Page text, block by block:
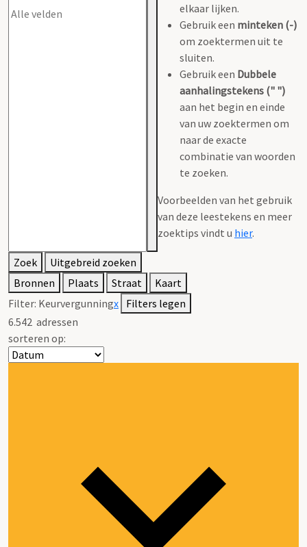
elkaar lijken.
Gebruik een minteken (-)
om zoektermen uit te
sluiten.
Gebruik een Dubbele
aanhalingstekens (" ")
aan het begin en einde
van uw zoektermen om
naar de exacte
combinatie van woorden
te zoeken.
Voorbeelden van het gebruik
van deze leestekens en meer
zoektips vindt u hier.
Zoek
Uitgebreid zoeken
Bronnen
Plaats Straat
Kaart
Filter: Keurvergunningx Filters legen
6.542 adressen
sorteren op: